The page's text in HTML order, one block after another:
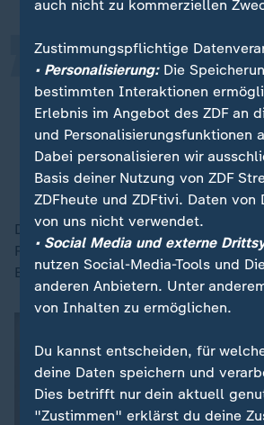
Bisher war klar, dass
dort Oberwasser haben
aber das wird jetzt
infrage gestellt.
Sebastian Heilmann, China-Experte von
Die USA seien aber weiterhin "sehr
Region und stünden China mit ihren
Basen, etwa auf den Philippinen,
auch nicht zu kommerziellen
Zustimmungspflichtige
• Personalisierung:Die
bestimmten Interaktionen
Erlebnis im Angebot des ZDF an
und Personalisierungsfunktionen
Dabei personalisieren wir
Basis deiner Nutzung von ZDF
ZDFheute und ZDFtivi. Daten von
von uns nicht verwendet.
• Social Media und externe
nutzen Social-Media-Tools und
anderen Anbietern. Unter
von Inhalten zu ermöglichen.
Du kannst entscheiden, für
deine Daten speichern und
Dies betrifft nur dein aktuell
"Zustimmen" erklärst du deine